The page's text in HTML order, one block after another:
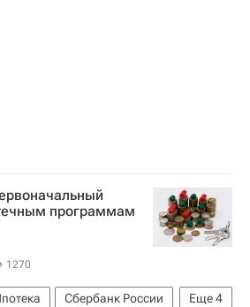
программам
1270
Еще4
Сбербанк России